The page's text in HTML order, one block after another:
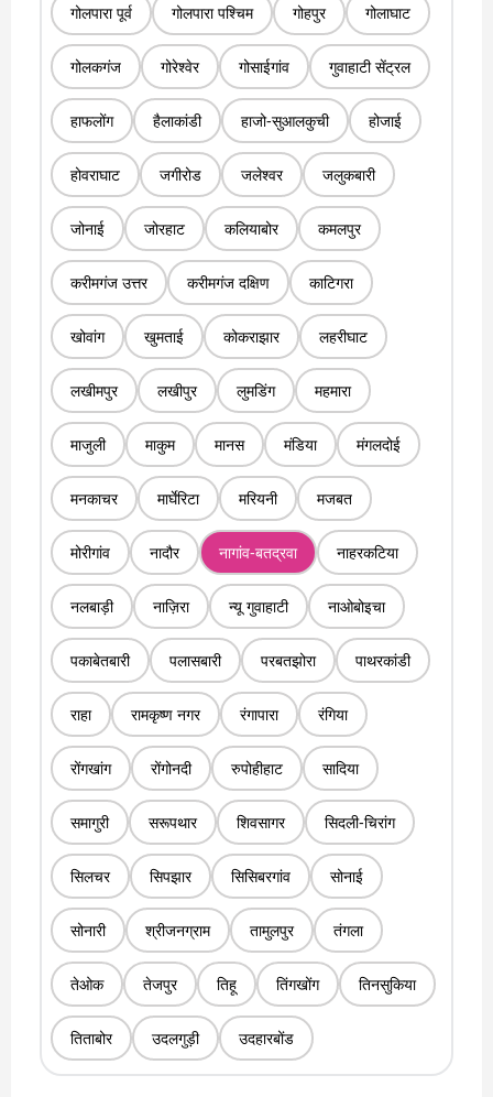
गोलपारा पूर्व गोलपारा पश्चिम गोहपुर गोलाघाट
गोलकगंज गोरेश्वेर गोसाईगांव गुवाहाटी सेंट्रल
हाफलोंग हैलाकांडी हाजो-सुआलकुची होजाई
होवराघाट जगीरोड जलेश्वर जलुकबारी
जोनाई जोरहाट कलियाबोर कमलपुर
करीमगंज उत्तर करीमगंज दक्षिण काटिगरा
खोवांग खुमताई कोकराझार लहरीघाट
लखीमपुर लखीपुर लुमडिंग महमारा
माजुली माकुम मानस मंडिया मंगलदोई
मनकाचर मार्घेरिटा मरियनी मजबत
मोरीगांव नादौर नागांव-बतद्रवा नाहरकटिया
नलबाड़ी नाज़िरा न्यू गुवाहाटी नाओबोइचा
पकाबेतबारी पलासबारी परबतझोरा पाथरकांडी
राहा रामकृष्ण नगर रंगापारा रंगिया
रोंगखांग रोंगोनदी रुपोहीहाट सादिया
समागुरी सरूपथार शिवसागर सिदली-चिरांग
सिलचर सिपझार सिसिबरगांव सोनाई
सोनारी श्रीजनग्राम तामुलपुर तंगला
तेओक तेजपुर तिहू तिंगखोंग तिनसुकिया
तिताबोर उदलगुड़ी उदहारबोंड